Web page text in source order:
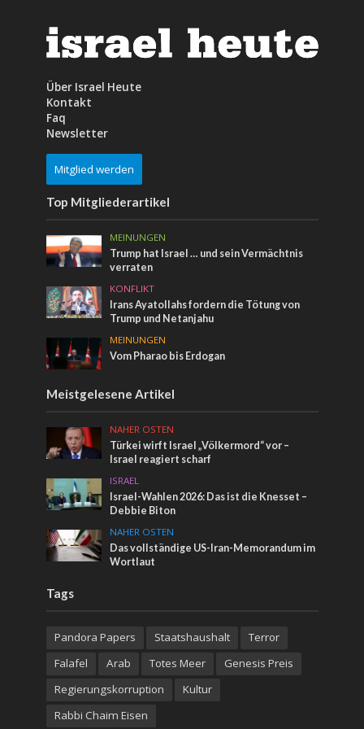
Über Israel Heute
Kontakt
Faq
Newsletter
Mitglied werden
Top Mitgliederartikel
MEINUNGEN
Trump hat Israel … und sein Vermächtnis
verraten
KONFLIKT
Irans Ayatollahs fordern die Tötung von
Trump und Netanjahu
MEINUNGEN
Vom Pharao bis Erdogan
Meistgelesene Artikel
NAHER OSTEN
Türkei wirft Israel „Völkermord“ vor –
Israel reagiert scharf
ISRAEL
Israel-Wahlen 2026: Das ist die Knesset –
Debbie Biton
NAHER OSTEN
Das vollständige US-Iran-Memorandum im
Wortlaut
Tags
Pandora Papers Staatshaushalt
Terror
Falafel
Arab Totes Meer
Genesis Preis
Regierungskorruption
Kultur
Rabbi Chaim Eisen